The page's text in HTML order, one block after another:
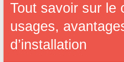
Tout savoir sur le
usages,
d’installation